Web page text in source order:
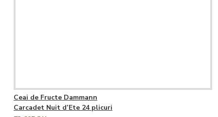
Ceai de Fructe Dammann
Carcadet Nuit d’Ete 24 plicuri